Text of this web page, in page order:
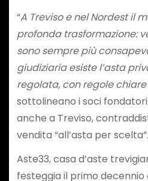
“A Treviso e nel Nordest il
profonda trasformazione:
sono sempre più
giudiziaria esiste l’asta
regolata, con regole
sottolineano i soci
anche a Treviso,
vendita “all’asta per scelta”.
Aste33, casa d’aste
festeggia il primo decennio